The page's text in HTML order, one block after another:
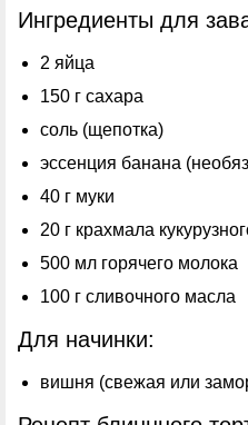
Ингредиенты для
2 яйца
150 г сахара
соль (щепотка)
эссенция банана
40 г муки
20 г крахмала
500 мл горячего молока
100 г сливочного масла
Для начинки:
вишня (свежая или